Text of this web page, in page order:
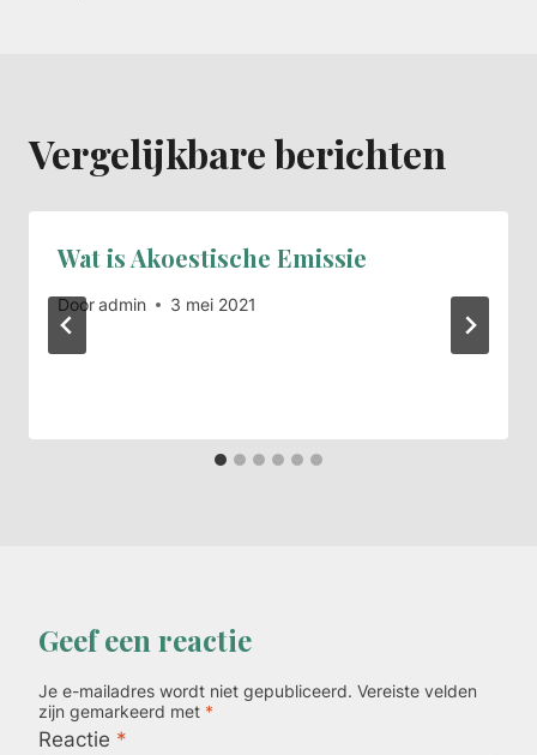
Vergelijkbare berichten
Wat is Akoestische Emissie
Dooradmin 3 mei 2021
Geef een reactie
Je e-mailadres wordt niet gepubliceerd. Vereiste velden
zijn gemarkeerd met *
Reactie *